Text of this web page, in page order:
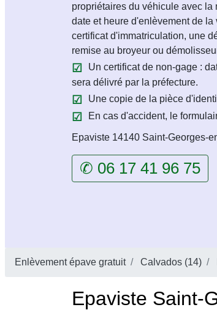
propriétaires du véhicule avec la
date et heure d'enlèvement de
certificat d'immatriculation, une
remise au broyeur ou
Un certificat de non-gage :
sera délivré par la préfecture.
Une copie de la pièce
En cas d'accident, le
Epaviste 14140 Saint-Georges-
✆ 06 17 41 96 75
Enlèvement épave gratuit Calvados (14)
Epaviste Saint-